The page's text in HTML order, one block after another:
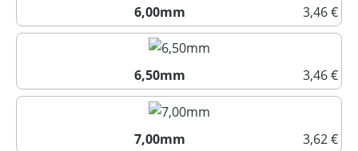
6,00mm
3,46 €
6,00mm
6,50mm
3,46 €
6,50mm
7,00mm
3,62 €